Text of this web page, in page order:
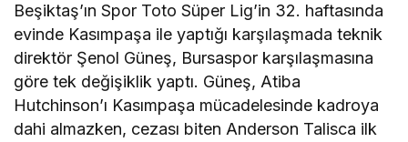
Beşiktaş’ın Spor Toto Süper Lig’in 32. haftasında
evinde Kasımpaşa ile yaptığı karşılaşmada teknik
direktör Şenol Güneş, Bursaspor karşılaşmasına
göre tek değişiklik yaptı. Güneş, Atiba
Hutchinson’ı Kasımpaşa mücadelesinde kadroya
dahi almazken, cezası biten Anderson Talisca ilk